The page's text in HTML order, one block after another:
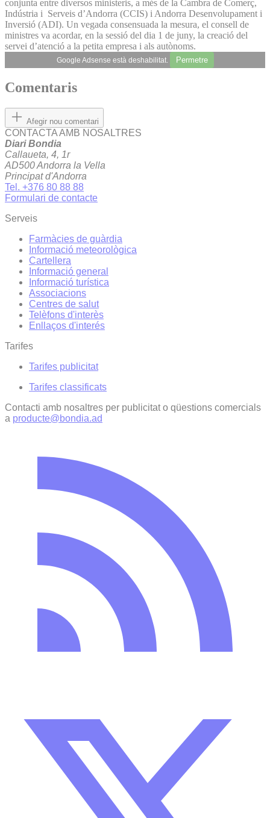
conjunta entre diversos ministeris, a més de la Cambra de Comerç,
Indústria i Serveis d’And­orra (CCIS) i Andorra Desenvolupament i
Inversió (ADI). Un vegada consensuada la mesura, el consell de
ministres va acordar, en la sessió del dia 1 de juny, la creació del
servei d’atenció a la petita empresa i als autònoms.
Google Adsense està deshabilitat. Permetre
Comentaris
Afegir nou comentari
CONTACTA AMB NOSALTRES
Diari Bondia
Callaueta, 4, 1r
AD500 Andorra la Vella
Principat d'Andorra
Tel. +376 80 88 88
Formulari de contacte
Serveis
Farmàcies de guàrdia
Informació meteorològica
Cartellera
Informació general
Informació turística
Associacions
Centres de salut
Telèfons d'interès
Enllaços d'interés
Tarifes
Tarifes publicitat
Tarifes classificats
Contacti amb nosaltres per publicitat o qüestions comercials
a producte@bondia.ad